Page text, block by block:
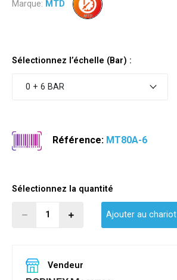
Marque: MTD
Sélectionnez l’échelle (Bar) :
0 + 6 BAR
Référence: MT80A-6
Sélectionnez la quantité
Ajouter au chariot
Vendeur